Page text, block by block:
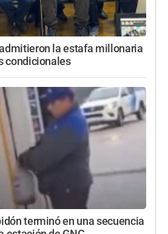
la estafa millonaria
condicionales
terminó en una secuencia